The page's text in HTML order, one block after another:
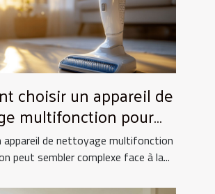
choisir un appareil de
multifonction pour
?
appareil de nettoyage multifonction
peut sembler complexe face à la...